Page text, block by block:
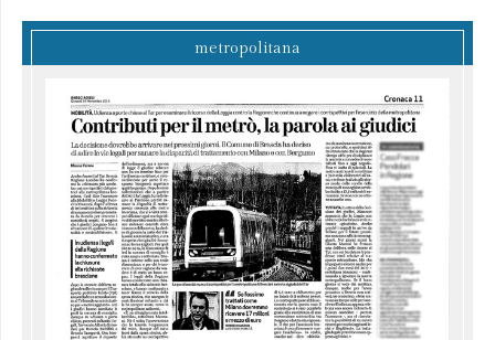
metropolitana